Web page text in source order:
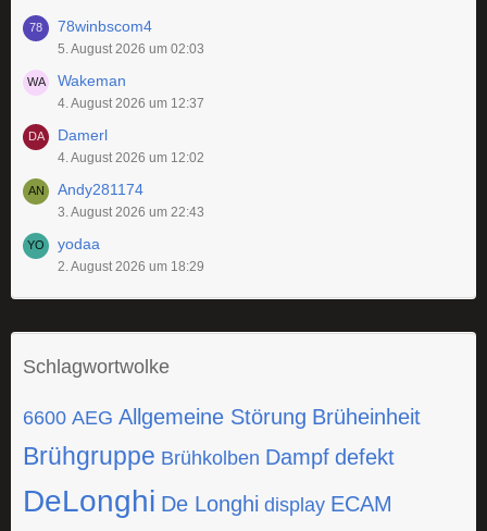
78winbscom4
5. August 2026 um 02:03
Wakeman
4. August 2026 um 12:37
Damerl
4. August 2026 um 12:02
Andy281174
3. August 2026 um 22:43
yodaa
2. August 2026 um 18:29
Schlagwortwolke
6600 AEG Allgemeine Störung Brüheinheit
Brühgruppe Brühkolben Dampf defekt
DeLonghi De Longhi display ECAM